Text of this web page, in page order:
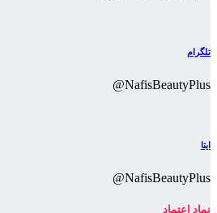
تلگرام
NafisBeautyPlus@
ایتا
NafisBeautyPlus@
نماد اعتماد